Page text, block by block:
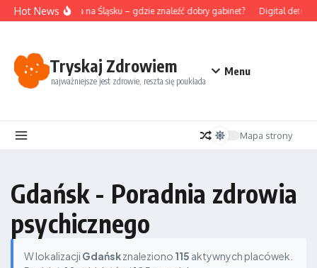
Przejdź do treści
Hot News
Akupunktura na Śląsku – gdzie znaleźć dobry gabinet? Digital detox i
Tryskaj Zdrowiem
najważniejsze jest zdrowie, reszta się poukłada
Menu
Mapa strony
Gdańsk - Poradnia zdrowia
psychicznego
W lokalizacji Gdańskznaleziono 115 aktywnych placówek.